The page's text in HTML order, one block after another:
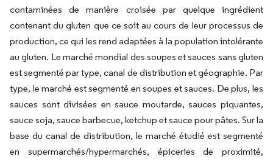
contaminées de manière croisée par quelque ingrédient
contenant du gluten que ce soit au cours de leur processus de
production, ce qui les rend adaptées à la population intolérante
au gluten. Le marché mondial des soupes et sauces sans gluten
est segmenté par type, canal de distribution et géographie. Par
type, le marché est segmenté en soupes et sauces. De plus, les
sauces sont divisées en sauce moutarde, sauces piquantes,
sauce soja, sauce barbecue, ketchup et sauce pour pâtes. Sur la
base du canal de distribution, le marché étudié est segmenté
en supermarchés/hypermarchés, épiceries de proximité,